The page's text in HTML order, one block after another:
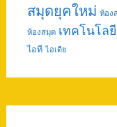
สมุดยุคใหม่ ห้อง
ห้องสมุด เทคโนโลยี
ไอที ไอเดีย